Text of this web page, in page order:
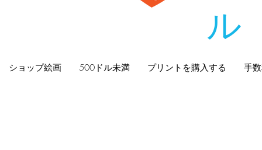
ル
ショップ絵画 500ドル未満 プリントを購入する 手